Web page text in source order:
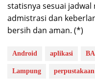
statisnya sesuai
admistrasi dan
bersih dan aman. (*)
Android aplikasi
Lampung perpustakaan